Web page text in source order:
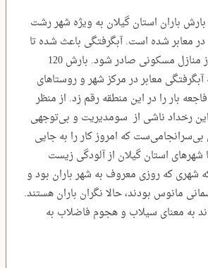
بارش باران استان گیلان به ویژه شهر رشت
معابر شده است. آبگرفتگی باعث شده تا
دستور تخلیه تعدادی از منازل مسکونی صادر شود. بارش 120
آبگرفتگی معابر در مرکز شهر و روستاهای
بار را در این منطقه رقم زد. از منظر
این رخداد ناشی از سومدیریت و بی‌توجهی
که امروز کار را به جایی
شهرهای استان گیلان از آلودگی زیست
شهری که روزی معروف به شهر باران بود و
مانوس بودند، حالا نگران باران هستند.
به معنای سیلاب و هجوم فاضلاب به